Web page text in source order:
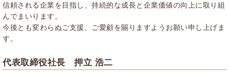
信頼される企業を目指し、持続的な成長と企業価値の向上に取り組
んでまいります。
今後とも変わらぬご支援、ご愛顧を賜りますようお願い申し上げま
す。
代表取締役社長 押立 浩二